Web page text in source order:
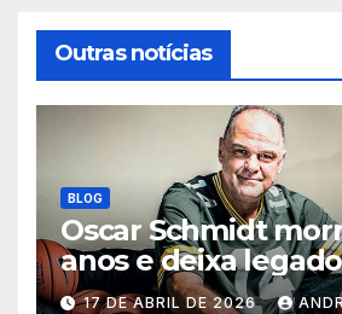
Outras notícias
BLOG
Oscar Schmidt
anos e deixa
no basquete
17 DE ABRIL DE 2026